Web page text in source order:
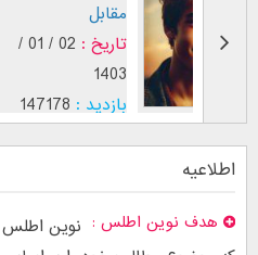
بر اساس [...]
تاریخ :
29 / 12 /
1402
بازدید : 26745
اطلاعیه
هدف نوین اطلس
نوین